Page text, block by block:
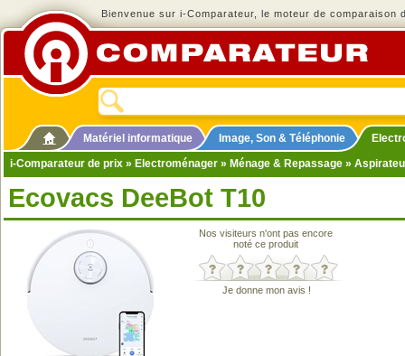
Bienvenue sur i-Comparateur, le moteur de comparaison
Matériel informatique Image, Son & Téléphonie
i-Comparateur de prix » Electroménager » Ménage & Repassage »
Ecovacs DeeBot T10
Nos visiteurs n'ont pas encore
noté ce produit
Je donne mon avis !